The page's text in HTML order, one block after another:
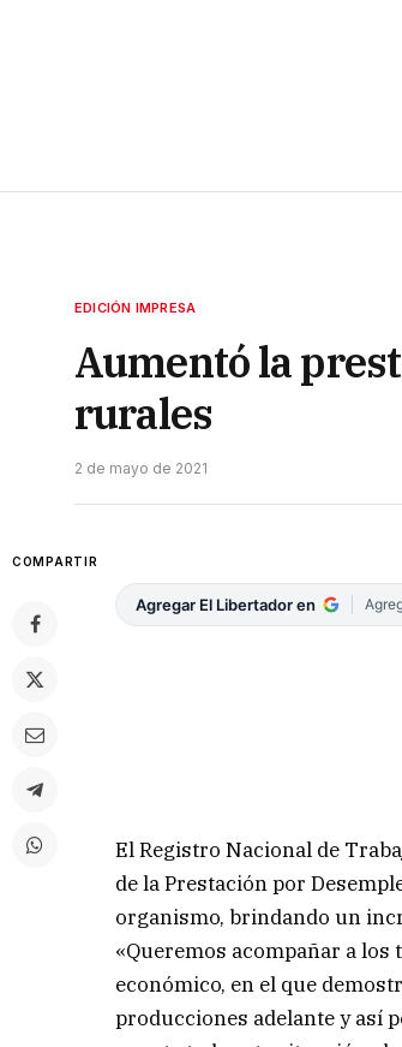
EDICIÓN IMPRESA
Aumentó la
rurales
2 de mayo de 2021
COMPARTIR
Agregar El Libertador en
El Registro Nacional de
de la Prestación por
organismo, brindando un
«Queremos acompañar a
económico, en el que
producciones adelante y así